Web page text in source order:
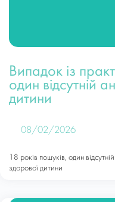
Випадок із
один відсутній
дитини
08/02/2026
18 років пошуків, один
здорової дитини